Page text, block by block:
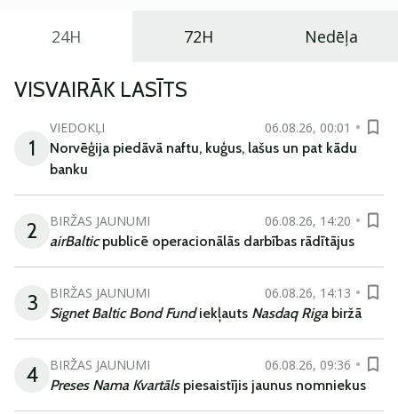
24H 72H Nedēļa
VISVAIRĀK LASĪTS
1
VIEDOKĻI
06.08.26, 00:01
Norvēģija piedāvā naftu, kuģus, lašus un pat kādu
banku
2 BIRŽAS JAUNUMI
06.08.26, 14:20
airBalticpublicē operacionālās darbības rādītājus
3 BIRŽAS JAUNUMI
06.08.26, 14:13
Signet Baltic Bond Fundiekļauts Nasdaq Riga biržā
4 BIRŽAS JAUNUMI
06.08.26, 09:36
Preses Nama Kvartāls piesaistījis jaunus nomniekus